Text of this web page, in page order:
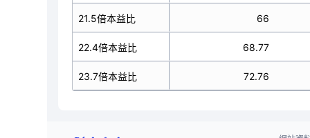
21.5倍本益比
22.4倍本益比
23.7倍本益比
66
68.77
72.76